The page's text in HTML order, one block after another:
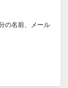
の名前、メール